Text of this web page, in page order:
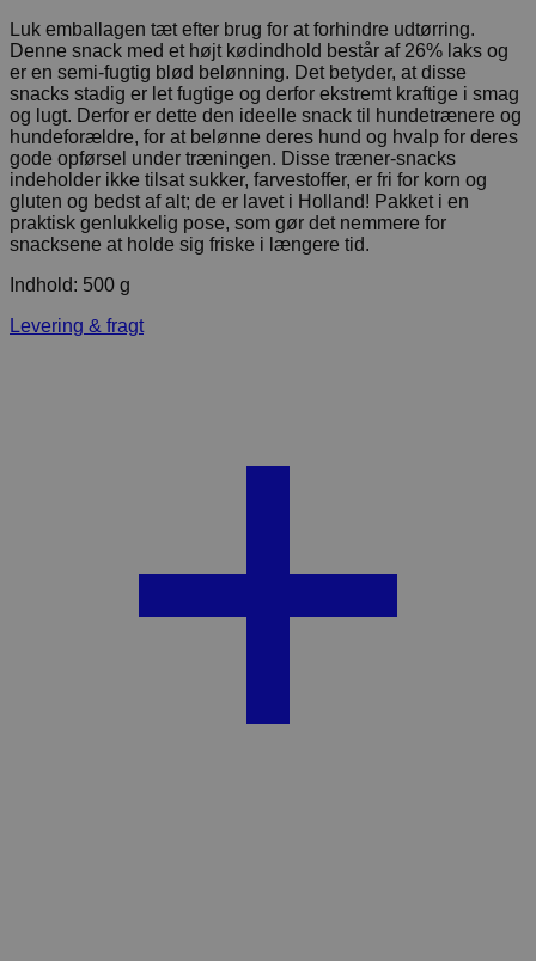
Luk emballagen tæt efter brug for at forhindre udtørring.
Denne snack med et højt kødindhold består af 26% laks og
er en semi-fugtig blød belønning. Det betyder, at disse
snacks stadig er let fugtige og derfor ekstremt kraftige i smag
og lugt. Derfor er dette den ideelle snack til hundetrænere og
hundeforældre, for at belønne deres hund og hvalp for deres
gode opførsel under træningen. Disse træner-snacks
indeholder ikke tilsat sukker, farvestoffer, er fri for korn og
gluten og bedst af alt; de er lavet i Holland! Pakket i en
praktisk genlukkelig pose, som gør det nemmere for
snacksene at holde sig friske i længere tid.
Indhold: 500 g
Levering & fragt